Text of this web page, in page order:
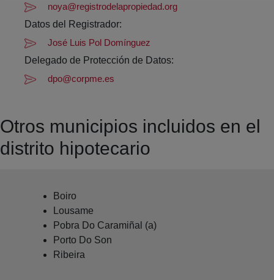
noya@registrodelapropiedad.org
Datos del Registrador:
José Luis Pol Domínguez
Delegado de Protección de Datos:
dpo@corpme.es
Otros municipios incluidos en el
distrito hipotecario
Boiro
Lousame
Pobra Do Caramiñal (a)
Porto Do Son
Ribeira